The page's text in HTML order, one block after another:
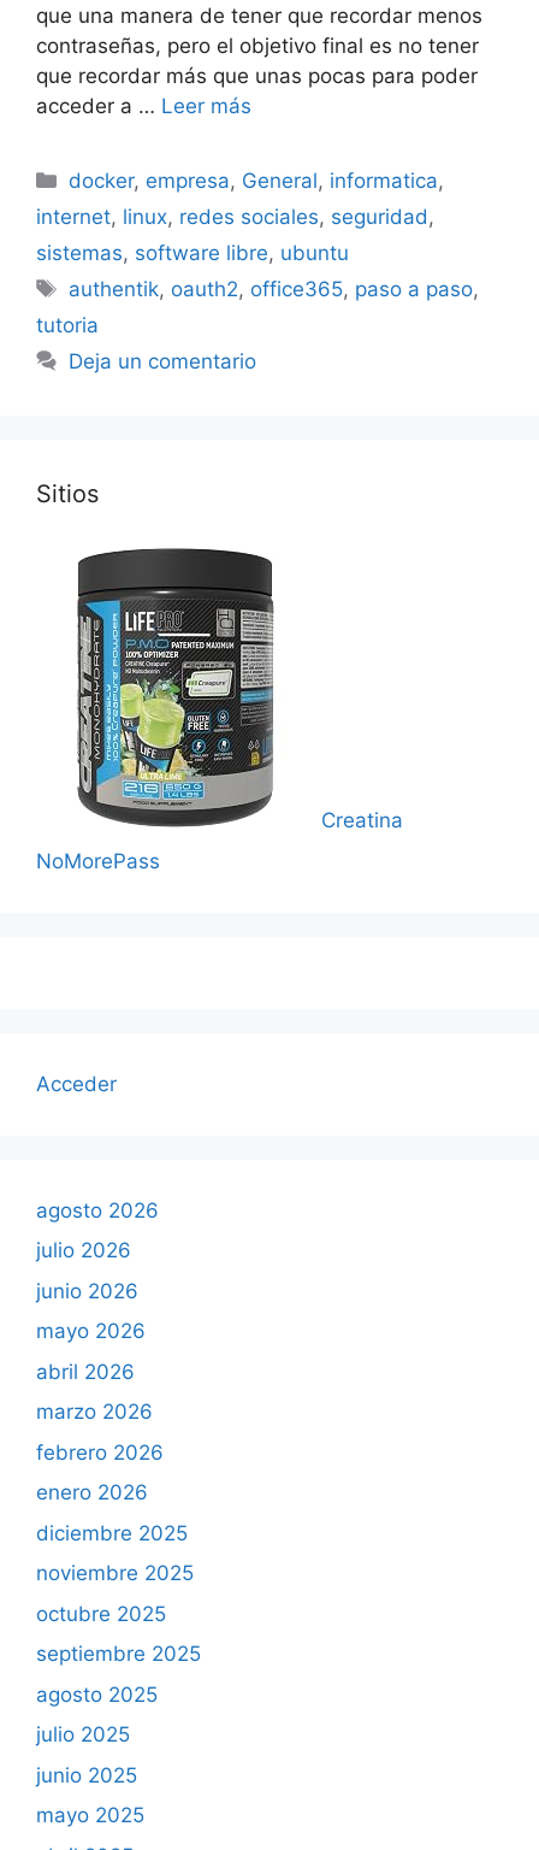
que una manera de tener que recordar menos
contraseñas, pero el objetivo final es no tener
que recordar más que unas pocas para poder
acceder a … Leer más
Categorías
docker, empresa, General, informatica,
internet, linux, redes sociales, seguridad,
sistemas, software libre, ubuntu
Etiquetas
authentik, oauth2, office365, paso a paso,
tutoria
Deja un comentario
Sitios
Creatina
NoMorePass
Acceder
agosto 2026
julio 2026
junio 2026
mayo 2026
abril 2026
marzo 2026
febrero 2026
enero 2026
diciembre 2025
noviembre 2025
octubre 2025
septiembre 2025
agosto 2025
julio 2025
junio 2025
mayo 2025